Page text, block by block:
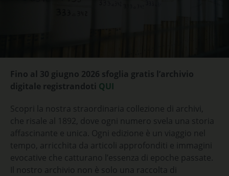
Fino al 30 giugno 2026 sfoglia gratis l’archivio
digitale registrandoti QUI
Scopri la nostra straordinaria collezione di archivi,
che risale al 1892, dove ogni numero svela una storia
affascinante e unica. Ogni edizione è un viaggio nel
tempo, arricchita da articoli approfonditi e immagini
evocative che catturano l’essenza di epoche passate.
Il nostro archivio non è solo una raccolta di